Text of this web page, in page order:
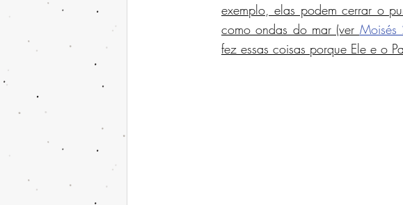
exemplo, elas podem cerrar o
como ondas do mar (ver
fez essas coisas porque Ele e o